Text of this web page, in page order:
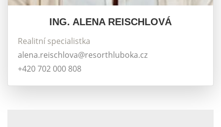
ING. ALENA REISCHLOVÁ
Realitní specialistka
alena.reischlova@resorthluboka.cz
+420 702 000 808